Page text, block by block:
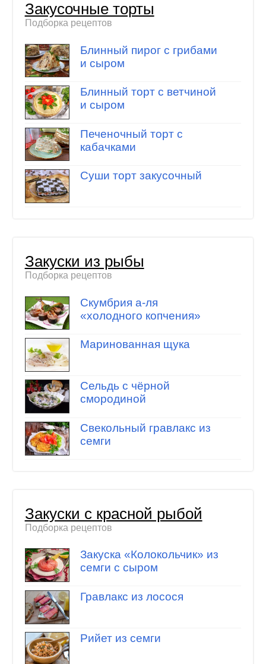
Закусочные торты
Подборка рецептов
Блинный пирог с грибами
и сыром
Блинный торт с ветчиной
и сыром
Печеночный торт с
кабачками
Суши торт закусочный
Закуски из рыбы
Подборка рецептов
Скумбрия а-ля
«холодного копчения»
Маринованная щука
Сельдь с чёрной
смородиной
Свекольный гравлакс из
семги
Закуски с красной рыбой
Подборка рецептов
Закуска «Колокольчик» из
семги с сыром
Гравлакс из лосося
Рийет из семги